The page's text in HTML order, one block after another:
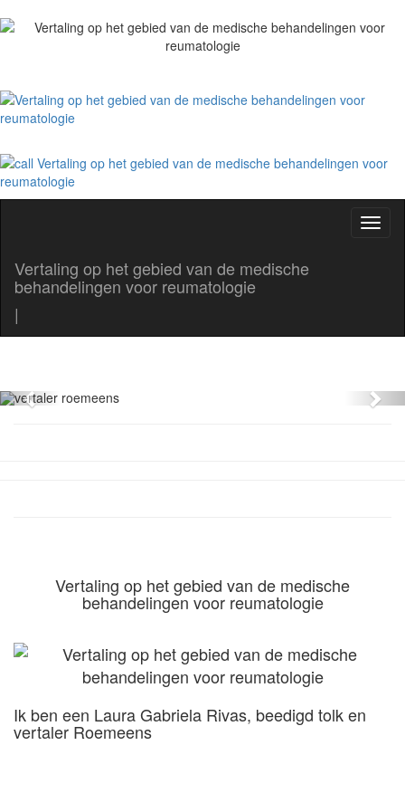
Vertaling op het gebied van de medische
behandelingen voor reumatologie
|
Previous
Vertaling op het gebied van de medische
behandelingen voor reumatologie
Ik ben een Laura Gabriela Rivas, beedigd tolk en
vertaler Roemeens